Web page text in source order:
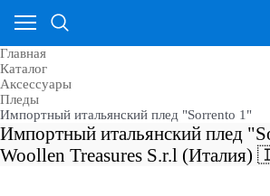
Главная
Каталог
Аксессуары
Пледы
Импортный итальянский плед "Sorrento 1"
Импортный итальянский плед
Woollen Treasures S.r.l